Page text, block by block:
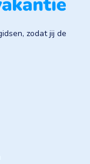
zodat jij de